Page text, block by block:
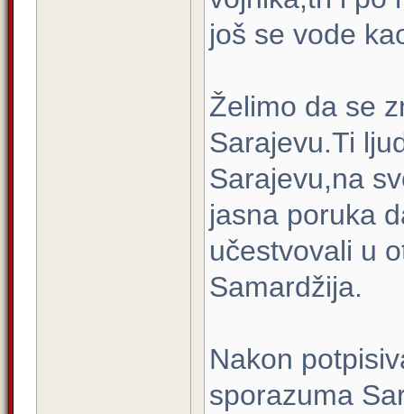
još se vode
Želimo da se
Sarajevu.Ti
Sarajevu,na
jasna poruka
učestvovali u
Samardžija.
Nakon
sporazuma